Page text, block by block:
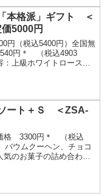
本格派」ギフト ＜
5000円
円（税込5400円）全国無
円＊ （税込4903
：上級ホワイトロースハ
ート＋Ｓ ＜ZSA-
格 3300円＊ （税込
バウムクーヘン、チョコ
気のお菓子の詰め合わせ